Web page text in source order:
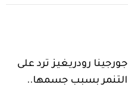
جورجينا رودريغيز ترد على
التنمر بسبب جسمها..